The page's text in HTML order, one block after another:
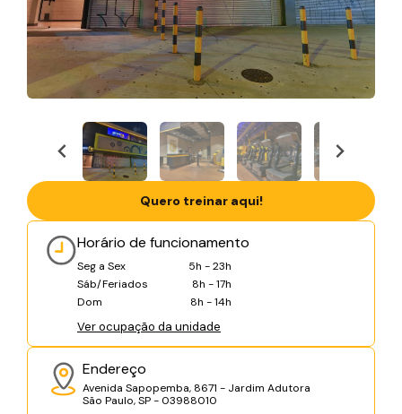
Horário de funcionamento
Seg a Sex
5h - 23h
Sáb/Feriados
8h - 17h
Dom
8h - 14h
Ver ocupação da unidade
Endereço
Avenida Sapopemba, 8671 - Jardim Adutora
São Paulo, SP - 03988010
Quero treinar aqui!